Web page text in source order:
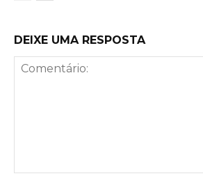
DEIXE UMA RESPOSTA